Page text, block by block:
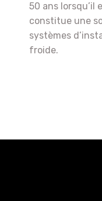
50 ans lorsqu’il
constitue une
systèmes
froide.